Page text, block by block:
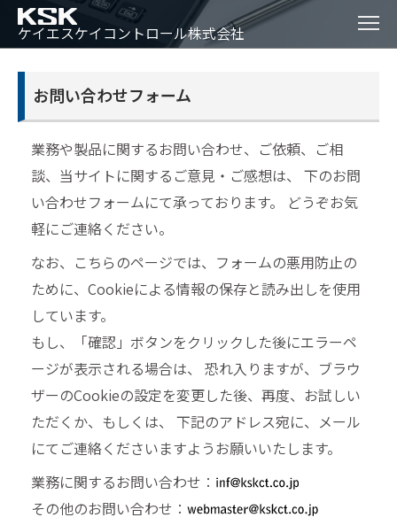
ケイエスケイコントロール株式会社
お問い合わせ
お問い合わせフォーム
業務や製品に関するお問い合わせ、ご依頼、ご相
談、当サイトに関するご意見・ご感想は、
のお問
い合わせフォームにて承っております。 どうぞお気
軽にご連絡ください。
なお、こちらのページでは、フォームの悪用防止の
ために、Cookieによる情報の保存と読み出しを使用
しています。
もし、「確認」ボタンをクリックした後にエラーペ
ージが表示される場合は、 恐れ入りますが、ブラウ
ザーのCookieの設定を変更した後、再度、お試しい
ただくか、もしくは、 下記のアドレス宛に、メール
にてご連絡くださいますようお願いいたします。
業務に関するお問い合わせ：
その他のお問い合わせ：